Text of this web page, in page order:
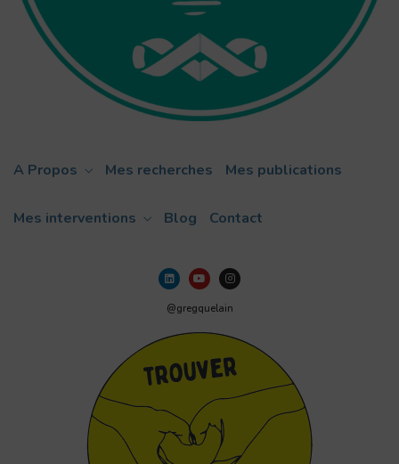
A Propos Mes recherches Mes publications
Mes interventions Blog Contact
@gregquelain